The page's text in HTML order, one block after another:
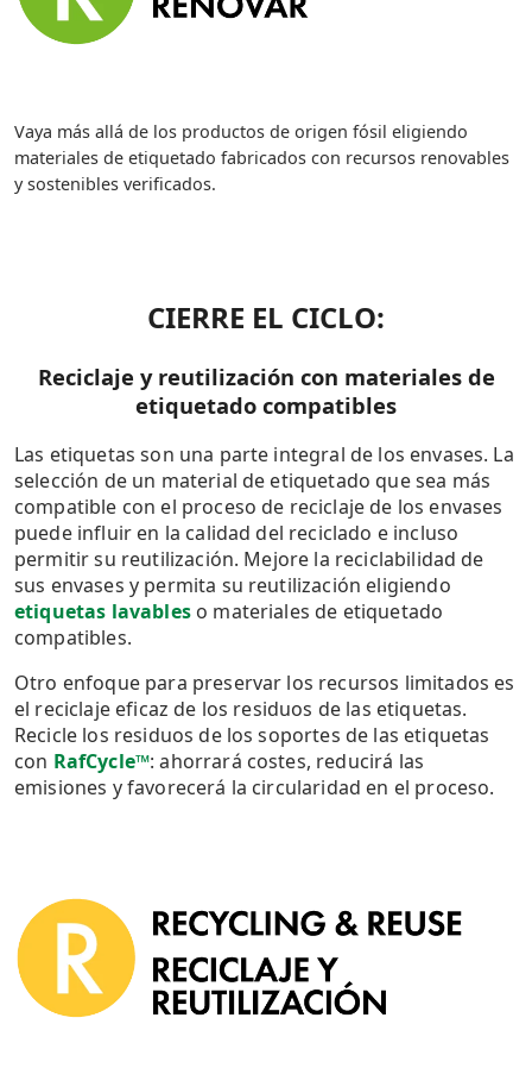
Vaya más allá de los productos de origen fósil eligiendo
materiales de etiquetado fabricados con recursos renovables
y sostenibles verificados.
CIERRE EL CICLO:
Reciclaje y reutilización con materiales de
etiquetado compatibles
Las etiquetas son una parte integral de los envases. La
selección de un material de etiquetado que sea más
compatible con el proceso de reciclaje de los envases
puede influir en la calidad del reciclado e incluso
permitir su reutilización. Mejore la reciclabilidad de
sus envases y permita su reutilización eligiendo
etiquetas lavableso materiales de etiquetado
compatibles.
Otro enfoque para preservar los recursos limitados es
el reciclaje eficaz de los residuos de las etiquetas.
Recicle los residuos de los soportes de las etiquetas
con RafCycle™: ahorrará costes, reducirá las
emisiones y favorecerá la circularidad en el proceso.